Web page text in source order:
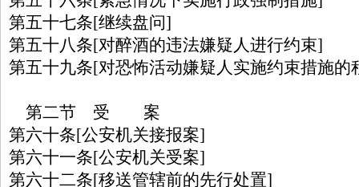
第五十七条[继续盘问]
第五十八条[对醉酒的违法嫌疑人进行约束]
第五十九条[对恐怖活动嫌疑人实施约束措施的
第二节 受 案
第六十条[公安机关接报案]
第六十一条[公安机关受案]
第六十二条[移送管辖前的先行处置]